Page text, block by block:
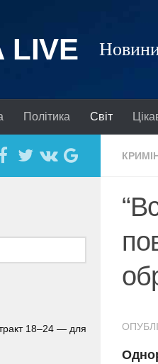
LIVE
Політика Світ
18–24 — для